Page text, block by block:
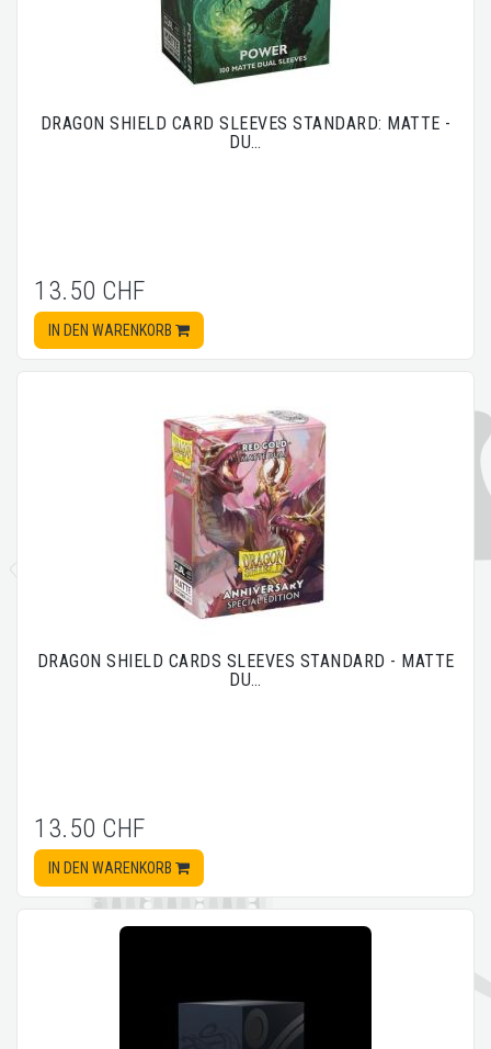
DRAGON SHIELD CARD SLEEVES STANDARD: MATTE -
DU…
13.50 CHF
IN DEN WARENKORB
DRAGON SHIELD CARDS SLEEVES STANDARD - MATTE
DU…
13.50 CHF
IN DEN WARENKORB